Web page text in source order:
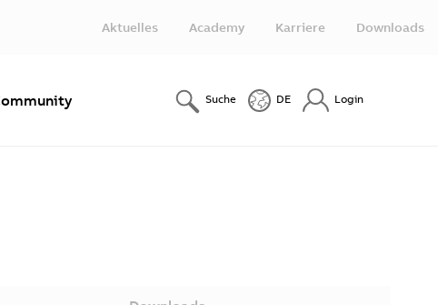
Aktuelles Academy Karriere Downloads
Suche DE Login